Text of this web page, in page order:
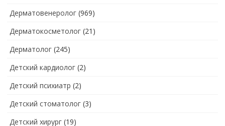
Дерматовенеролог (969)
Дерматокосметолог (21)
Дерматолог (245)
Детский кардиолог (2)
Детский психиатр (2)
Детский стоматолог (3)
Детский хирург (19)